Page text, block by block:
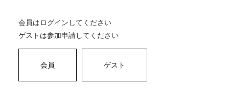
会員はログインしてください
ゲストは参加申請してください